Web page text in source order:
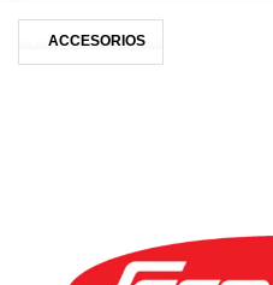
ACCESORIOS